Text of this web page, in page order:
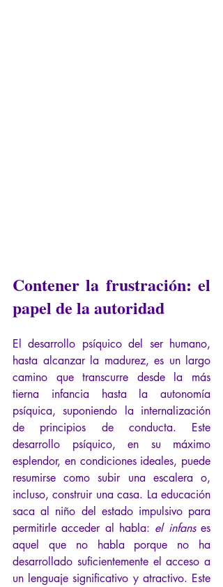
Contener la frustración: el
papel de la autoridad
El desarrollo psíquico del ser humano,
hasta alcanzar la madurez, es un largo
camino que transcurre desde la más
tierna infancia hasta la autonomía
psíquica, suponiendo la internalización
de principios de conducta. Este
desarrollo psíquico, en su máximo
esplendor, en condiciones ideales, puede
resumirse como subir una escalera o,
incluso, construir una casa. La educación
saca al niño del estado impulsivo para
permitirle acceder al habla: el infans es
aquel que no habla porque no ha
desarrollado suficientemente el acceso a
un lenguaje significativo y atractivo. Este